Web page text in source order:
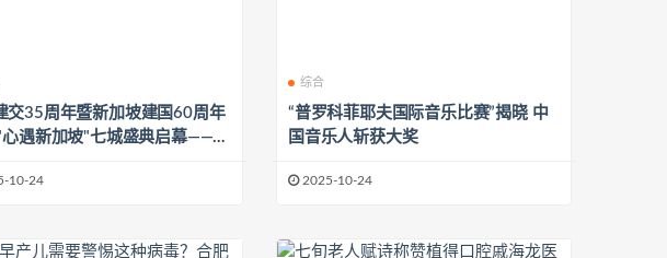
交35周年暨新加坡建国60周年
心遇新加坡"七城盛典启幕——苏
10-24
综合
“普罗科菲耶夫国际音乐比赛”揭晓 中
国音乐人斩获大奖
2025-10-24